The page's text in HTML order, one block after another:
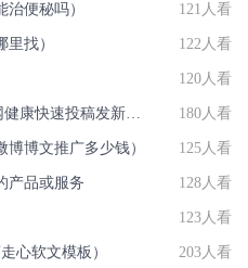
便秘吗） 121人看
找） 122人看
120人看
[营销技巧]企事业单位在问病网健康快速投稿发新闻联系方法智慧新闻平台入口 180人看
博文推广多少钱） 125人看
产品或服务 128人看
123人看
心软文模板） 203人看